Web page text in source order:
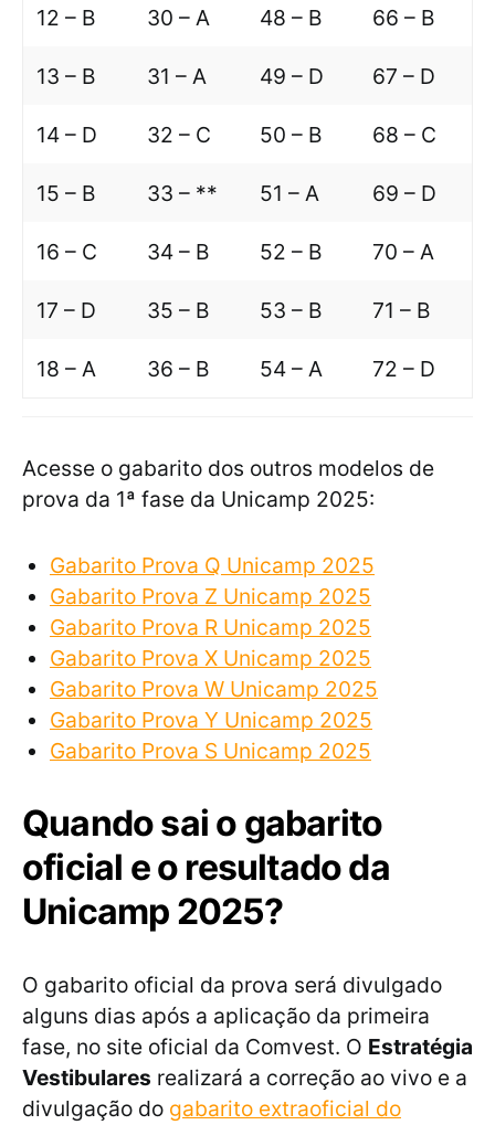
12 – B 30 – A 48 – B 66 – B
13 – B 31 – A 49 – D 67 – D
14 – D 32 – C 50 – B 68 – C
15 – B 33 – ** 51 – A 69 – D
16 – C 34 – B 52 – B 70 – A
17 – D 35 – B 53 – B 71 – B
18 – A 36 – B 54 – A 72 – D
Acesse o gabarito dos outros modelos de
prova da 1ª fase da Unicamp 2025:
Gabarito Prova Q Unicamp 2025
Gabarito Prova Z Unicamp 2025
Gabarito Prova R Unicamp 2025
Gabarito Prova X Unicamp 2025
Gabarito Prova W Unicamp 2025
Gabarito Prova Y Unicamp 2025
Gabarito Prova S Unicamp 2025
Quando sai o gabarito
oficial e o resultado da
Unicamp 2025?
O gabarito oficial da prova será divulgado
alguns dias após a aplicação da primeira
fase, no site oficial da Comvest. O Estratégia
Vestibulares realizará a correção ao vivo e a
divulgação do gabarito extraoficial do